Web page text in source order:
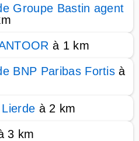
Groupe Bastin agent
à 1 km
BNP Paribas Fortis à
à 2 km
3 km